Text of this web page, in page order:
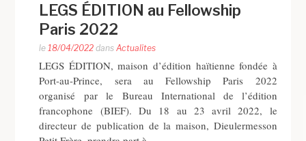
LEGS ÉDITION au Fellowship
Paris 2022
le 18/04/2022 dansActualites
LEGS ÉDITION, maison d’édition haïtienne fondée à
Port-au-Prince, sera au Fellowship Paris 2022
organisé par le Bureau International de l’édition
francophone (BIEF). Du 18 au 23 avril 2022, le
directeur de publication de la maison, Dieulermesson